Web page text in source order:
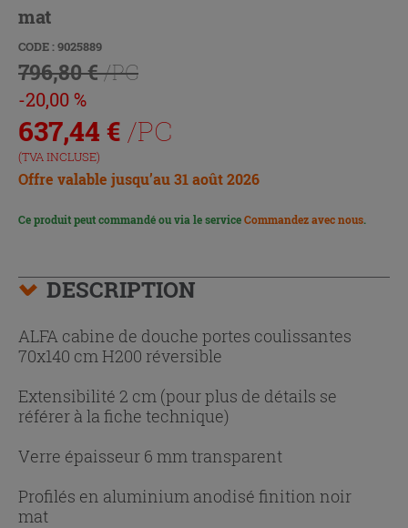
mat
CODE : 9025889
796,80 €/PC
-20,00 %
637,44 € /PC
(TVA INCLUSE)
Offre valable jusqu’au 31 août 2026
Ce produit peut commandé ou via le serviceCommandez avec nous.
DESCRIPTION
ALFA cabine de douche portes coulissantes
70x140 cm H200 réversible
Extensibilité 2 cm (pour plus de détails se
référer à la fiche technique)
Verre épaisseur 6 mm transparent
Profilés en aluminium anodisé finition noir
mat